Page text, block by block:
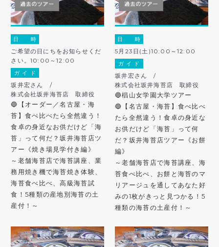
日 時
ご希望の日にちをお知らせくだ
さい。10:00～12:00
ガ イ ド
坂井宏さん /
株式会社坂井海苔店 取締役
🔵【オーダー／名古屋・海
苔】食べ比べたら全然違う！
食卓の身近なお供だけど「海
苔」って何だ？坂井海苔店ツ
アー《焼き場見学付き編》
～老舗海苔店で海苔講座、業
務用焼き機で海苔焼き体験、
海苔食べ比べ、高級海苔試
食！5種類の産地別海苔の土
産付！～
日 時
5月23日(土)10:00～12:00
ガ イ ド
坂井宏さん /
株式会社坂井海苔店 取締役
🔵椙山女学園大学ツアー
🔵【名古屋・海苔】食べ比べ
たら全然違う！食卓の身近な
お供だけど「海苔」って何
だ？坂井海苔店ツアー《お餅
編》
～老舗海苔店で海苔講座、海
苔食べ比べ、お餅と海苔のマ
リアージュを通してあなた好
みの1枚がきっと見つかる！5
種類の海苔の土産付！～